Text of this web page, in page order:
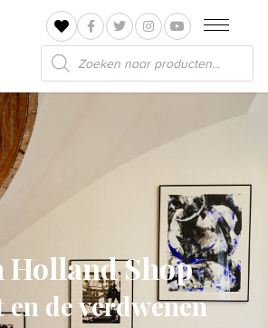
Producten
zoeken
Shop
en de verdwenen